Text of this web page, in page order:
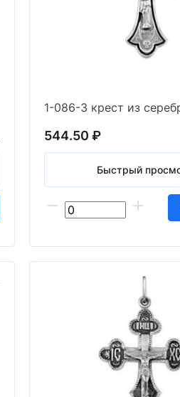
544.50 ₽
Быстрый